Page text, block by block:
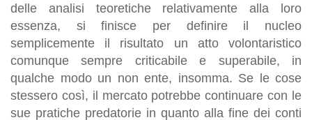
delle analisi teoretiche relativamente alla loro
essenza, si finisce per definire il nucleo
semplicemente il risultato un atto volontaristico
comunque sempre criticabile e superabile, in
qualche modo un non ente, insomma. Se le cose
stessero così, il mercato potrebbe continuare con le
sue pratiche predatorie in quanto alla fine dei conti